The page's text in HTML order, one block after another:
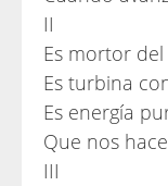
II
Es mortor
Es turbina
Es energía
Que nos
III